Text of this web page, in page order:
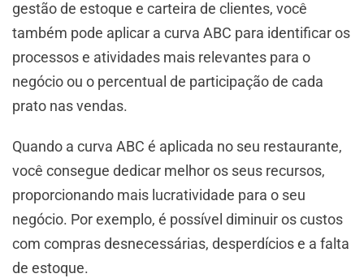
gestão de estoque e carteira de clientes, você
também pode aplicar a curva ABC para identificar os
processos e atividades mais relevantes para o
negócio ou o percentual de participação de cada
prato nas vendas.
Quando a curva ABC é aplicada no seu restaurante,
você consegue dedicar melhor os seus recursos,
proporcionando mais lucratividade para o seu
negócio. Por exemplo, é possível diminuir os custos
com compras desnecessárias, desperdícios e a falta
de estoque.